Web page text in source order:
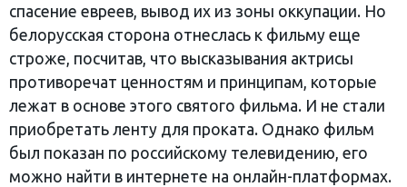
спасение евреев, вывод их из зоны оккупации. Но
белорусская сторона отнеслась к фильму еще
строже, посчитав, что высказывания актрисы
противоречат ценностям и принципам, которые
лежат в основе этого святого фильма. И не стали
приобретать ленту для проката. Однако фильм
был показан по российскому телевидению, его
можно найти в интернете на онлайн-платформах.